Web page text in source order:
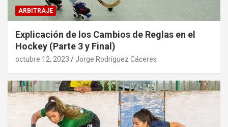
ARBITRAJE
Explicación de los Cambios de Reglas en el
Hockey (Parte 3 y Final)
octubre 12, 2023 Jorge Rodríguez Cáceres